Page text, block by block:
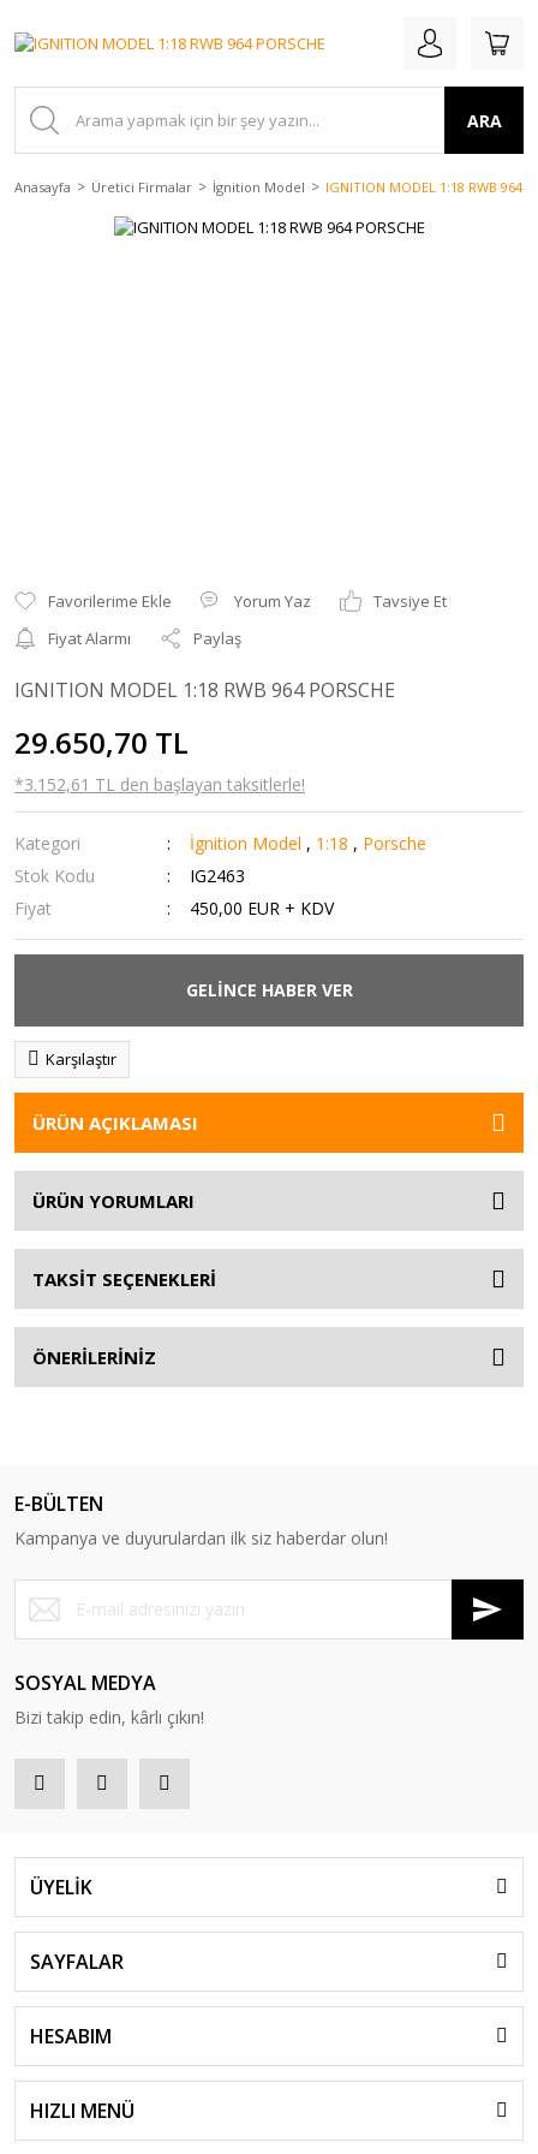
ARA
Anasayfa Üretici Firmalar İgnition Model IGNITION MODEL 1:18 RWB 964
Yorum Yaz
Tavsiye Et
Fiyat Alarmı
Paylaş
IGNITION MODEL 1:18 RWB 964 PORSCHE
29.650,70 TL
*3.152,61 TL den başlayan taksitlerle!
Kategori İgnition Model , 1:18 , Porsche
Stok Kodu
IG2463
Fiyat
450,00 EUR + KDV
GELİNCE HABER VER
Karşılaştır
ÜRÜN AÇIKLAMASI
ÜRÜN YORUMLARI
TAKSİT SEÇENEKLERİ
ÖNERİLERİNİZ
E-BÜLTEN
Kampanya ve duyurulardan ilk siz haberdar olun!
SOSYAL MEDYA
Bizi takip edin, kârlı çıkın!
ÜYELİK
SAYFALAR
HESABIM
HIZLI MENÜ